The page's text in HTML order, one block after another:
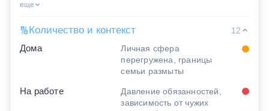
еще
🔢Количество и контекст
12
Дома
Личная сфера
перегружена, границы
семьи размыты
На работе
Давление обязанностей,
зависимость от чужих